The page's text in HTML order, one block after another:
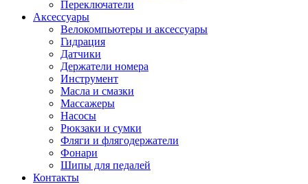
Переключатели
Аксессуары
Велокомпьютеры и аксессуары
Гидрация
Датчики
Держатели номера
Инструмент
Масла и смазки
Массажеры
Насосы
Рюкзаки и сумки
Фляги и флягодержатели
Фонари
Шипы для педалей
Контакты